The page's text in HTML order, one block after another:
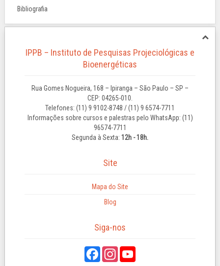
Bibliografia
IPPB – Instituto de Pesquisas Projeciológicas e
Bioenergéticas
Rua Gomes Nogueira, 168 – Ipiranga – São Paulo – SP –
CEP: 04265-010.
Telefones: (11) 9 9102-8748 / (11) 9 6574-7711
Informações sobre cursos e palestras pelo WhatsApp: (11)
96574-7711
Segunda à Sexta: 12h - 18h.
Site
Mapa do Site
Blog
Siga-nos